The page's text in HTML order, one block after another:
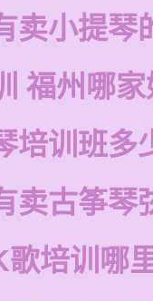
卖小提琴
福州哪
培训班多
卖古筝琴
培训哪